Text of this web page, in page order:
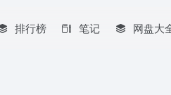
排行榜 笔记 网盘大